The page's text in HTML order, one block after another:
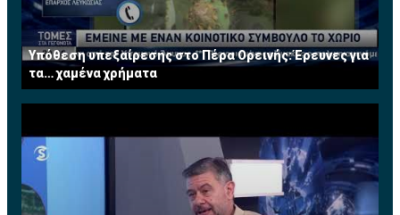
Υπόθεση υπεξαίρεσης στο Πέρα Ορεινής: Έρευνες για
τα… χαμένα χρήματα